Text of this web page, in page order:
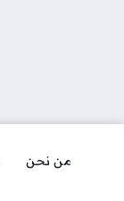
من نحن